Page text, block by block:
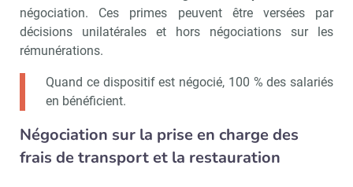
négociation. Ces primes peuvent être versées par
décisions unilatérales et hors négociations sur les
rémunérations.
Quand ce dispositif est négocié, 100 % des salariés
en bénéficient.
Négociation sur la prise en charge des
frais de transport et la restauration